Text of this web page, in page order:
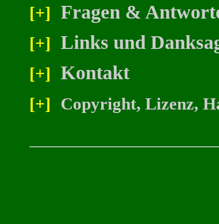
[+] Fragen &
[+] Links und
[+] Kontakt
[+] Copyright, Lizenz,